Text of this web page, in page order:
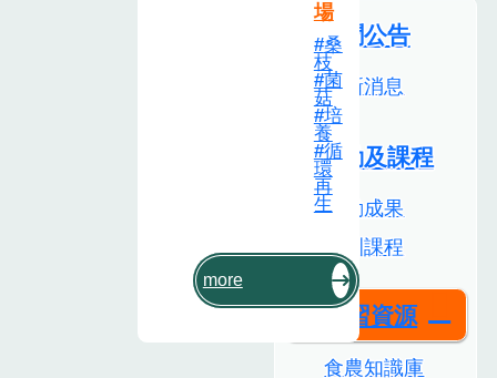
新聞公告
最新消息
活動及課程
活動成果
培訓課程
學習資源
食農知識庫
場
桑
枝
菌
菇
培
養
循
環
再
生
more